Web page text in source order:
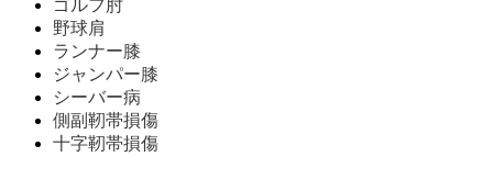
ゴルフ肘
野球肩
ランナー膝
ジャンパー膝
シーバー病
側副靭帯損傷
十字靭帯損傷